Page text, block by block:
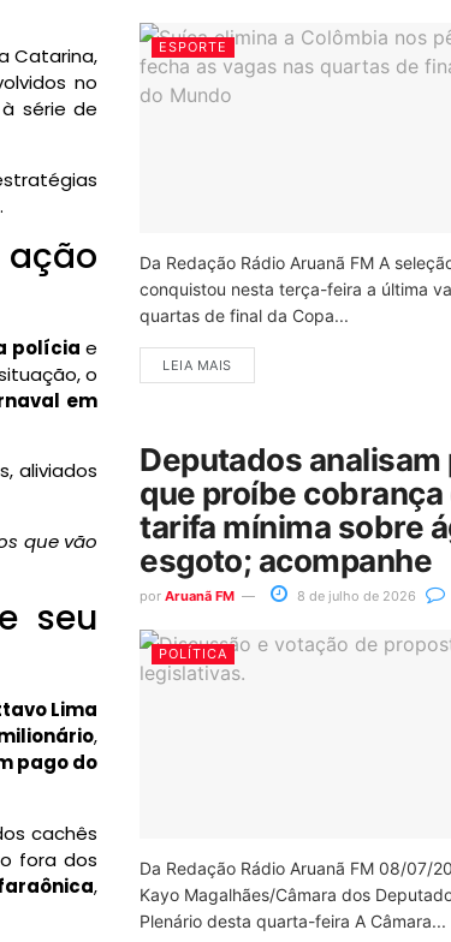
Catarina,
no
série de
ação
polícia e
o
em
aliviados
que vão
seu
Lima
,
pago do
cachês
fora dos
,
ESPORTE
Da Redação Rádio Aruanã FM A
conquistou nesta terça-feira a última
quartas de final da Copa...
LEIA MAIS
Deputados analisam
que proíbe cobrança
tarifa mínima sobre
esgoto; acompanhe
por Aruanã FM 8 de julho de 2026
POLÍTICA
Da Redação Rádio Aruanã FM 08/07/
Kayo Magalhães/Câmara dos
Plenário desta quarta-feira A Câmara...